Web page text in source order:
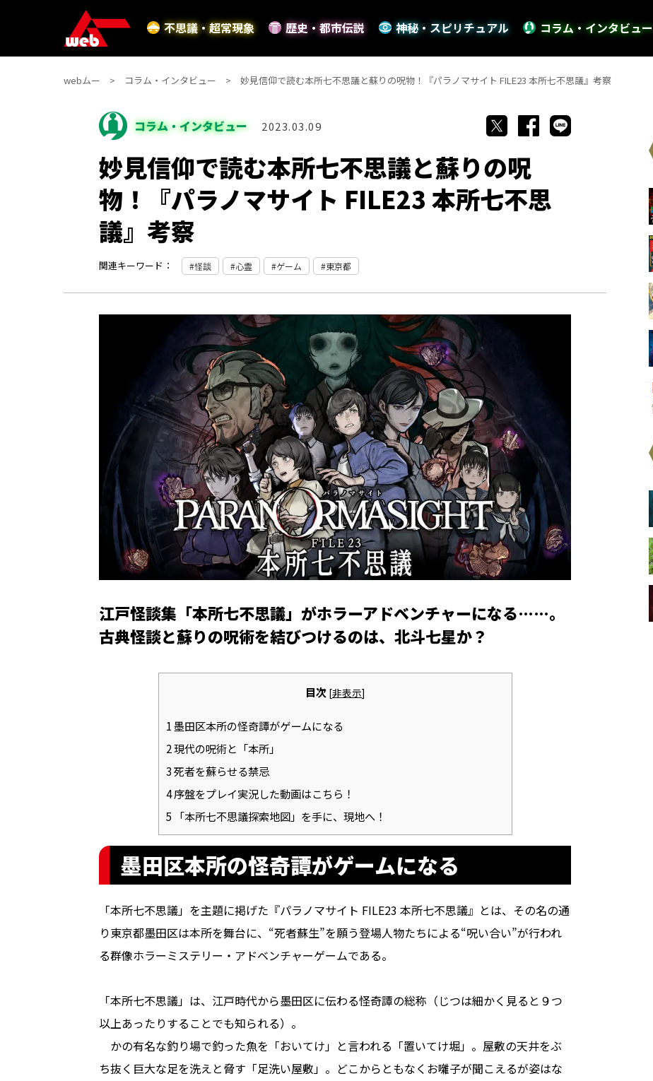
不思議・超常現象 歴史・都市伝説 神秘・スピリチュアル コラム・インタビュー
webムー コラム・インタビュー 妙見信仰で読む本所七不思議と蘇りの呪物！『パラノマサイト FILE23 本所七不思議』考察
コラム・インタビュー 2023.03.09
妙見信仰で読む本所七不思議と蘇りの呪
物！『パラノマサイト FILE23 本所七不思
議』考察
関連キーワード： 怪談 心霊 ゲーム 東京都
江戸怪談集「本所七不思議」がホラーアドベンチャーになる……。
古典怪談と蘇りの呪術を結びつけるのは、北斗七星か？
目次 [非表示]
1墨田区本所の怪奇譚がゲームになる
2現代の呪術と「本所」
3死者を蘇らせる禁忌
4序盤をプレイ実況した動画はこちら！
5 「本所七不思議探索地図」を手に、現地へ！
墨田区本所の怪奇譚がゲームになる
「本所七不思議」を主題に掲げた『パラノマサイト FILE23 本所七不思議』とは、その名の通
り東京都墨田区は本所を舞台に、“死者蘇生”を願う登場人物たちによる“呪い合い”が行われ
る群像ホラーミステリー・アドベンチャーゲームである。
「本所七不思議」は、江戸時代から墨田区に伝わる怪奇譚の総称（じつは細かく見ると９つ
以上あったりすることでも知られる）。
かの有名な釣り場で釣った魚を「おいてけ」と言われる「置いてけ堀」。屋敷の天井をぶ
ち抜く巨大な足を洗えと脅す「足洗い屋敷」。どこからともなくお囃子が聞こえるが姿はな